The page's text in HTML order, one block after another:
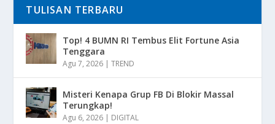
TULISAN TERBARU
Top! 4 BUMN RI Tembus Elit Fortune Asia
Tenggara
Agu 7, 2026 |TREND
Misteri Kenapa Grup FB Di Blokir Massal
Terungkap!
Agu 6, 2026 | DIGITAL